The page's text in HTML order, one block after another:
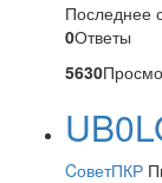
Последнее
0Ответы
5630
CоветПКР